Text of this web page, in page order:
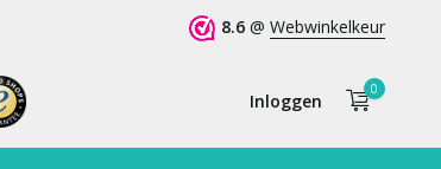
8.6 @ Webwinkelkeur
Inloggen
0